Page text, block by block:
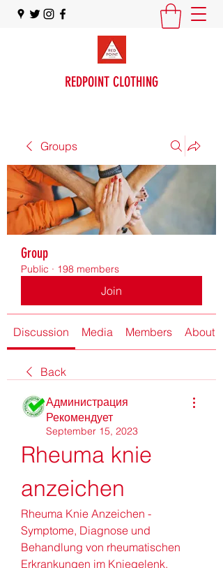
REDPOINT CLOTHING
Groups
Group
Public · 198 members
Join
Discussion Media Members About
Back
Администрация
Рекомендует
September 15, 2023
Rheuma knie
anzeichen
Rheuma Knie Anzeichen -
Symptome, Diagnose und
Behandlung von rheumatischen
Erkrankungen im Kniegelenk.